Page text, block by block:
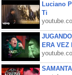
Luciano
Ti
ERA